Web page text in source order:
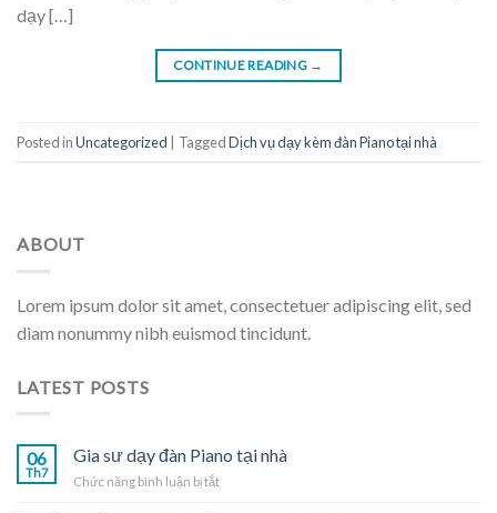
dạy […]
CONTINUE READING →
Posted inUncategorized TaggedDịch vụ dạy kèm đàn Piano tại nhà
ABOUT
Lorem ipsum dolor sit amet, consectetuer adipiscing elit, sed
diam nonummy nibh euismod tincidunt.
LATEST POSTS
06
Th7
Gia sư dạy đàn Piano tại nhà
Chức năng bình luận bị tắtở